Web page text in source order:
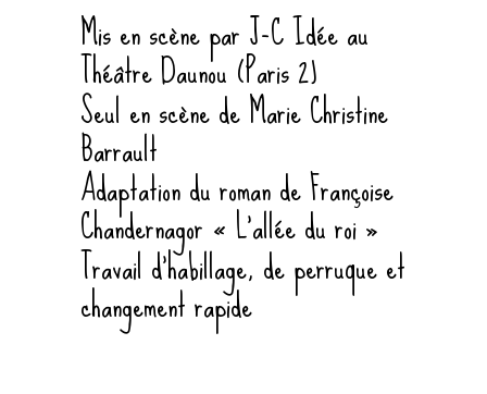
Mis en scène par J-C Idée au
Théâtre Daunou (Paris 2)
Seul en scène de Marie Christine
Barrault
Adaptation du roman de Françoise
Chandernagor « L’allée du roi »
Travail d’habillage, de perruque et
changement rapide